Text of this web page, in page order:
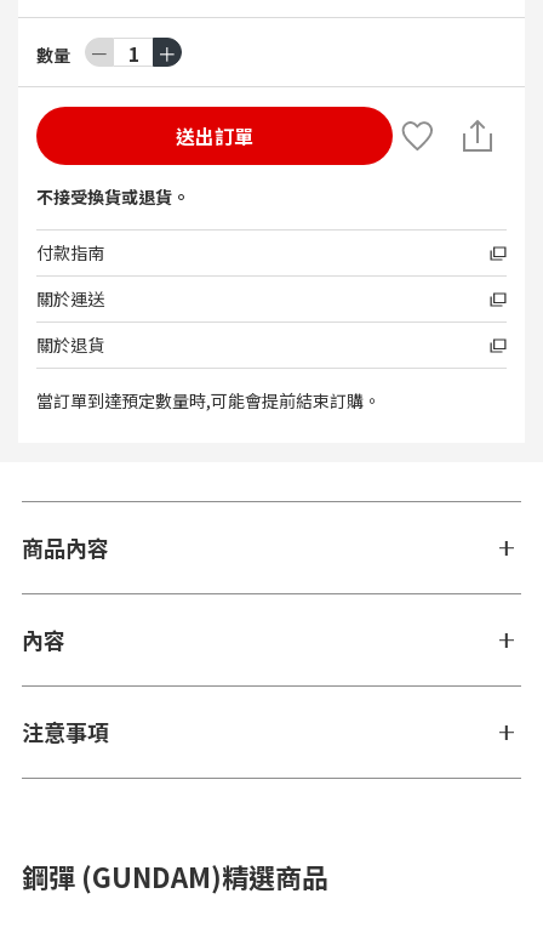
數量 － 1 ＋
送出訂單
不接受換貨或退貨。
付款指南
關於運送
關於退貨
當訂單到達預定數量時,可能會提前結束訂購。
商品內容
內容
注意事項
鋼彈 (GUNDAM)精選商品